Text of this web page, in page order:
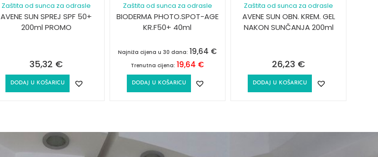
Zaštita od sunca za odrasle
AVENE SUN SPREJ SPF 50+
200ml PROMO
35,32 €
DODAJ U KOŠARICU
Zaštita od sunca za odrasle
BIODERMA PHOTO.SPOT-AGE
KR.F50+ 40ml
Najniža cijena u 30 dana: 19,64 €
Trenutna cijena: 19,64 €
DODAJ U KOŠARICU
Zaštita od sunca za odrasle
AVENE SUN OBN. KREM. GEL
NAKON SUNČANJA 200ml
26,23 €
DODAJ U KOŠARICU